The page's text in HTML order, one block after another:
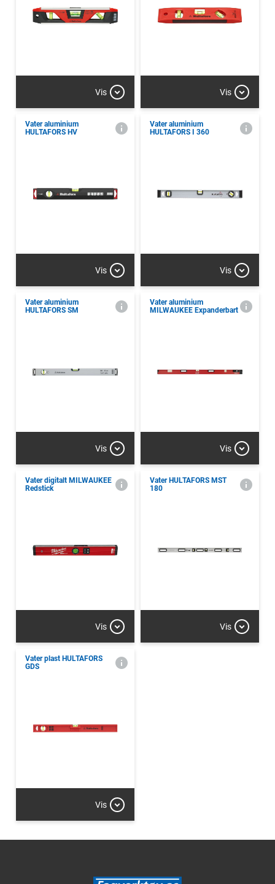
Vis Vis
Vater aluminium
HULTAFORS HV
Vis
Vater aluminium
HULTAFORS I 360
Vis
Vater aluminium
HULTAFORS SM
Vis
Vater aluminium
MILWAUKEE Expanderbart
Vis
Vater digitalt MILWAUKEE
Redstick
Vis
Vater HULTAFORS MST
180
Vis
Vater plast HULTAFORS
GDS
Vis